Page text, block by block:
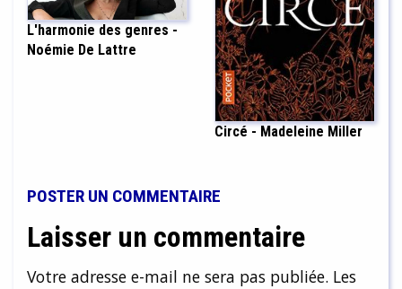
L'harmonie des genres -
Noémie De Lattre
Circé - Madeleine Miller
POSTER UN COMMENTAIRE
Laisser un commentaire
Votre adresse e-mail ne sera pas publiée. Les